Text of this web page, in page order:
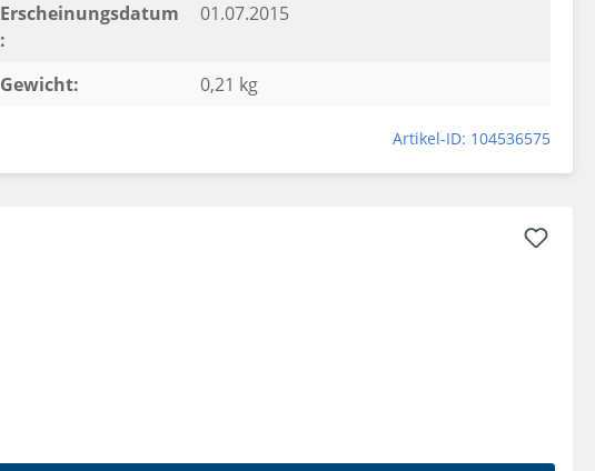
Erscheinungsdatum
:
01.07.2015
Gewicht: 0,21 kg
Artikel-ID: 104536575